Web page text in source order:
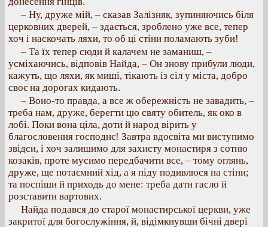
– Ну, друже мій, – сказав Залізняк, зупиняючись біля
церковних дверей, – здається, зроблено уже все, тепер
хоч і наскочать ляхи, то об ці стіни поламають зуби!
– Та їх тепер сюди й калачем не заманиш, –
усміхаючись, відповів Найда, – Он знову прибули люди,
кажуть, що ляхи, як миші, тікають із сіл у міста, добро
своє на дорогах кидають.
– Воно-то правда, а все ж обережність не завадить, –
треба нам, друже, берегти цю святу обитель, як око в
лобі. Поки вона ціла, доти й народ вірить у
благословення господнє! Завтра вдосвіта ми виступимо
звідси, і хоч залишимо для захисту монастиря з сотню
козаків, проте мусимо передбачити все, – тому оглянь,
друже, ще потаємний хід, а я піду подивлюся на стіни;
та поспіши й приходь до мене: треба дати гасло й
розставити вартових.
Найда подався до старої монастирської церкви, уже
закритої для богослужіння, й, відімкнувши бічні двері